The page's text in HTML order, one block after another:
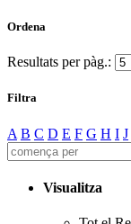
Ordena
Resultats per pàg.:
Filtra
A B C D E F G H I J
Visualitza